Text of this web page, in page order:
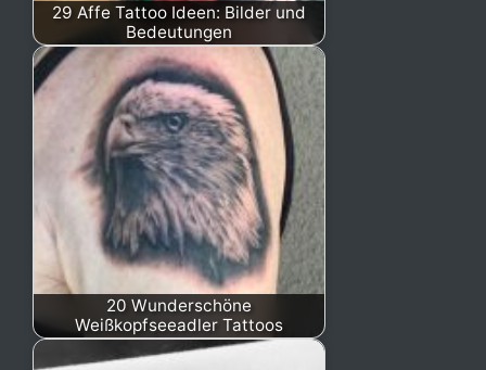
29 Affe Tattoo Ideen: Bilder und
Bedeutungen
20 Wunderschöne
Weißkopfseeadler Tattoos